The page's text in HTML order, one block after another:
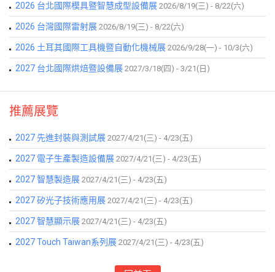
2026 台北國際模具暨智慧成型設備展 2026/8/19(三) - 8/22(六)
2026 台灣國際雷射展 2026/8/19(三) - 8/22(六)
2026 土耳其國際工具機暨自動化機械展 2026/9/28(一) - 10/3(六)
2027 台北國際烘焙暨設備展 2027/3/18(四) - 3/21(日)
推薦展覽
2027 先進封裝與測試展 2027/4/21(三) - 4/23(五)
2027 電子生產製造設備展 2027/4/21(三) - 4/23(五)
2027 智慧製造展 2027/4/21(三) - 4/23(五)
2027 矽光子技術應用展 2027/4/21(三) - 4/23(五)
2027 智慧顯示展 2027/4/21(三) - 4/23(五)
2027 Touch Taiwan系列展 2027/4/21(三) - 4/23(五)